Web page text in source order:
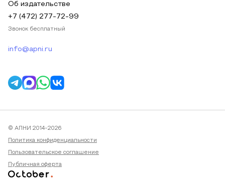
Об издательстве
+7 (472) 277-72-99
Звонок бесплатный
info@apni.ru
© АПНИ 2014-2026
Политика конфиденциальности
Пользовательское соглашение
Публичная оферта